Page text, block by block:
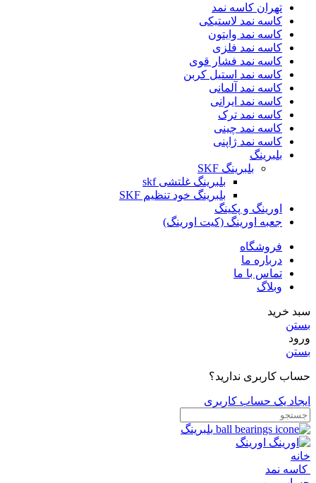
تهران کاسه نمد
کاسه نمد لاستیکی
کاسه نمد وایتون
کاسه نمد فلزی
کاسه نمد فشار قوی
کاسه نمد استیل کربن
کاسه نمد آلمانی
کاسه نمد ایرانی
کاسه نمد ترک
کاسه نمد چینی
کاسه نمد ژاپنی
بلبرینگ
بلبرینگ SKF
بلبرینگ غلتشی skf
بلبرینگ خود تنظیم SKF
اورینگ و پکینگ
جعبه اورینگ (کیت اورینگ)
فروشگاه
درباره ما
تماس با ما
وبلاگ
سبد خرید
بستن
ورود
بستن
حساب کاربری ندارید؟
ایجاد یک حساب کاربری
بلبرینگ
اورینگ
خانه
کاسه نمد